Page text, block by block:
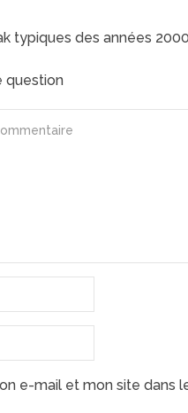
typiques des années
question
e-mail et mon site dans